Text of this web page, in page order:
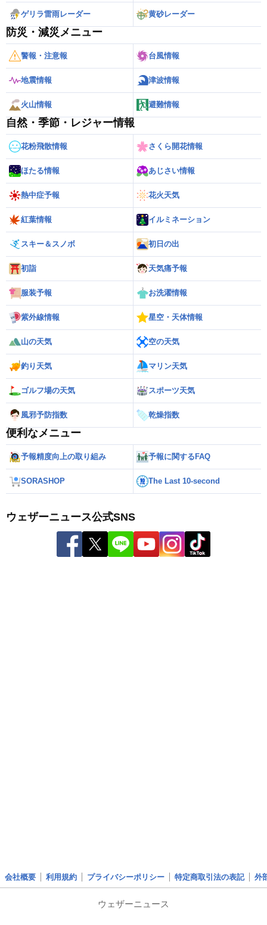
ゲリラ雷雨レーダー 黄砂レーダー
防災・減災メニュー
警報・注意報 台風情報
地震情報 津波情報
火山情報 避難情報
自然・季節・レジャー情報
花粉飛散情報 さくら開花情報
ほたる情報 あじさい情報
熱中症予報 花火天気
紅葉情報 イルミネーション
スキー＆スノボ 初日の出
初詣 天気痛予報
服装予報 お洗濯情報
紫外線情報 星空・天体情報
山の天気 空の天気
釣り天気 マリン天気
ゴルフ場の天気 スポーツ天気
風邪予防指数 乾燥指数
便利なメニュー
予報精度向上の取り組み 予報に関するFAQ
SORASHOP The Last 10-second
ウェザーニュース公式SNS
会社概要 利用規約 プライバシーポリシー 特定商取引法の表記 外
ウェザーニュース